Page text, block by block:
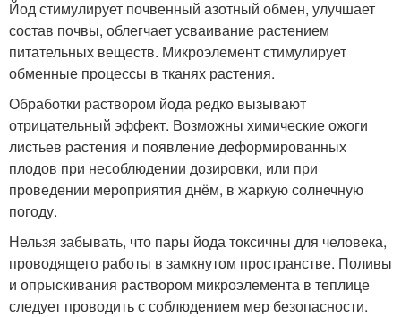
Йод стимулирует почвенный азотный обмен, улучшает
состав почвы, облегчает усваивание растением
питательных веществ. Микроэлемент стимулирует
обменные процессы в тканях растения.
Обработки раствором йода редко вызывают
отрицательный эффект. Возможны химические ожоги
листьев растения и появление деформированных
плодов при несоблюдении дозировки, или при
проведении мероприятия днём, в жаркую солнечную
погоду.
Нельзя забывать, что пары йода токсичны для человека,
проводящего работы в замкнутом пространстве. Поливы
и опрыскивания раствором микроэлемента в теплице
следует проводить с соблюдением мер безопасности.